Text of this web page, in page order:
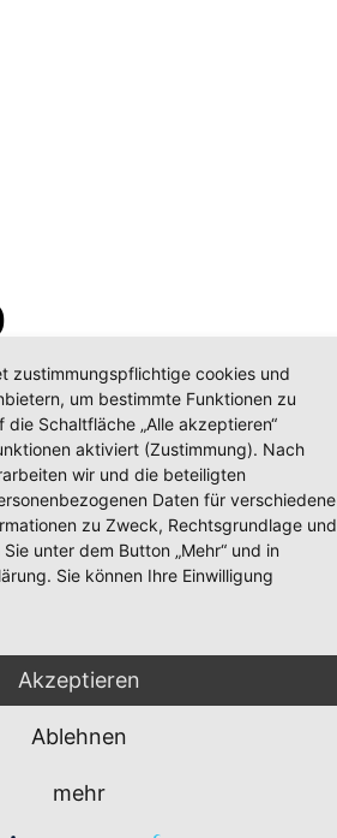
zustimmungspflichtige cookies und
um bestimmte Funktionen zu
die Schaltfläche „Alle akzeptieren“
aktiviert (Zustimmung). Nach
wir und die beteiligten
Daten für verschiedene
zu Zweck, Rechtsgrundlage und
unter dem Button „Mehr“ und in
Sie können Ihre Einwilligung
Akzeptieren
Ablehnen
mehr